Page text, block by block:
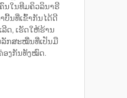
ນໃນທີມຄິວລິນາຣີ
ບີ້ນທີ່ເຂົ້າກັນໄດ້ດີ
ດ, ເຮັດໃຫ້ຮ້ານ
ລັກສະໝື່ນທີ່ເປັນມື
ອງກັນທັງໝົດ.